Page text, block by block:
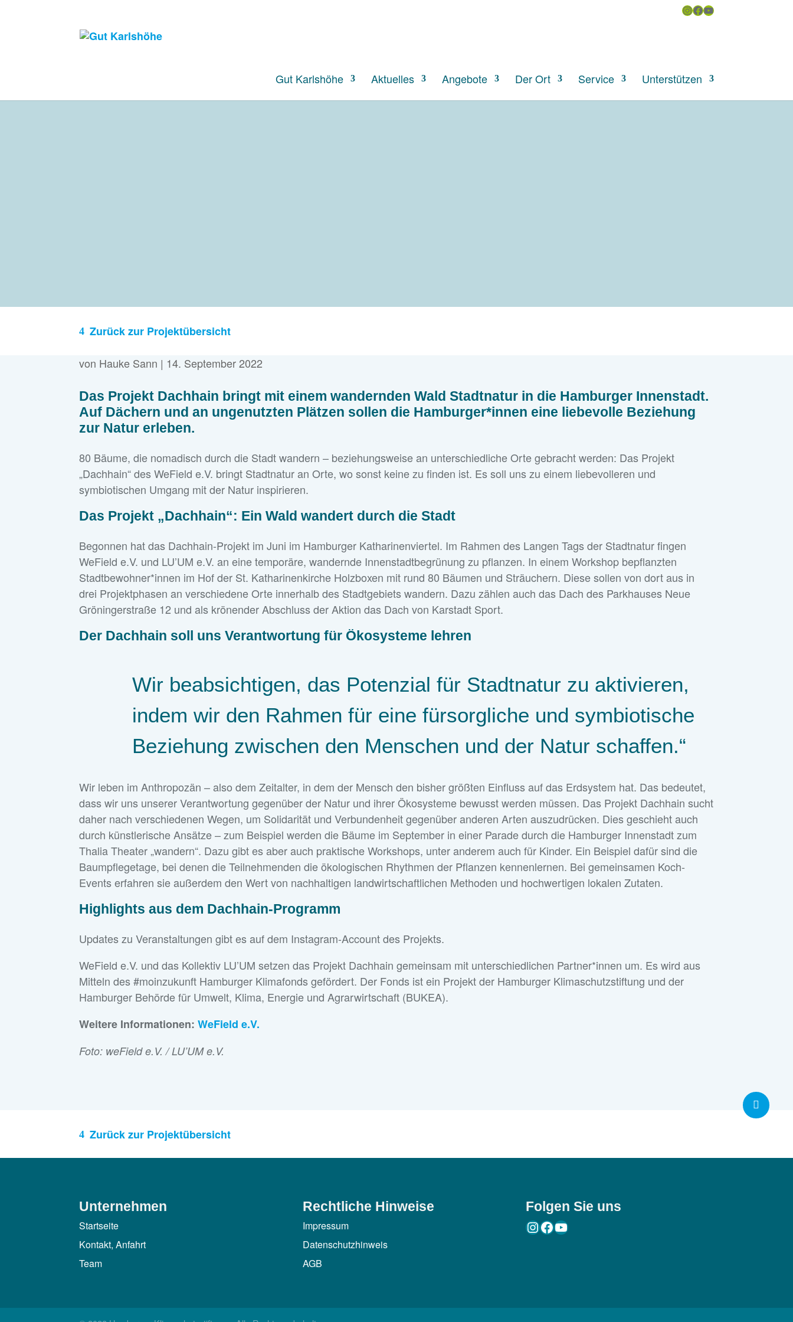
Gut Karlshöhe Aktuelles Angebote Der Ort Service Unterstützen
Instagram
Facebook
YouTube
Zurück zur Projektübersicht
von Hauke Sann | 14. September 2022
Das Projekt Dachhain bringt mit einem wandernden Wald Stadtnatur in die Hamburger Innenstadt.
Auf Dächern und an ungenutzten Plätzen sollen die Hamburger*innen eine liebevolle Beziehung
zur Natur erleben.
80 Bäume, die nomadisch durch die Stadt wandern – beziehungsweise an unterschiedliche Orte gebracht werden: Das Projekt
„Dachhain“ des WeField e.V. bringt Stadtnatur an Orte, wo sonst keine zu finden ist. Es soll uns zu einem liebevolleren und
symbiotischen Umgang mit der Natur inspirieren.
Das Projekt „Dachhain“: Ein Wald wandert durch die Stadt
Begonnen hat das Dachhain-Projekt im Juni im Hamburger Katharinenviertel. Im Rahmen des Langen Tags der Stadtnatur fingen
WeField e.V. und LU’UM e.V. an eine temporäre, wandernde Innenstadtbegrünung zu pflanzen. In einem Workshop bepflanzten
Stadtbewohner*innen im Hof der St. Katharinenkirche Holzboxen mit rund 80 Bäumen und Sträuchern. Diese sollen von dort aus in
drei Projektphasen an verschiedene Orte innerhalb des Stadtgebiets wandern. Dazu zählen auch das Dach des Parkhauses Neue
Gröningerstraße 12 und als krönender Abschluss der Aktion das Dach von Karstadt Sport.
Der Dachhain soll uns Verantwortung für Ökosysteme lehren
Wir beabsichtigen, das Potenzial für Stadtnatur zu aktivieren,
indem wir den Rahmen für eine fürsorgliche und symbiotische
Beziehung zwischen den Menschen und der Natur schaffen.“
Wir leben im Anthropozän – also dem Zeitalter, in dem der Mensch den bisher größten Einfluss auf das Erdsystem hat. Das bedeutet,
dass wir uns unserer Verantwortung gegenüber der Natur und ihrer Ökosysteme bewusst werden müssen. Das Projekt Dachhain sucht
daher nach verschiedenen Wegen, um Solidarität und Verbundenheit gegenüber anderen Arten auszudrücken. Dies geschieht auch
durch künstlerische Ansätze – zum Beispiel werden die Bäume im September in einer Parade durch die Hamburger Innenstadt zum
Thalia Theater „wandern“. Dazu gibt es aber auch praktische Workshops, unter anderem auch für Kinder. Ein Beispiel dafür sind die
Baumpflegetage, bei denen die Teilnehmenden die ökologischen Rhythmen der Pflanzen kennenlernen. Bei gemeinsamen Koch-
Events erfahren sie außerdem den Wert von nachhaltigen landwirtschaftlichen Methoden und hochwertigen lokalen Zutaten.
Highlights aus dem Dachhain-Programm
Updates zu Veranstaltungen gibt es auf dem Instagram-Account des Projekts.
WeField e.V. und das Kollektiv LU’UM setzen das Projekt Dachhain gemeinsam mit unterschiedlichen Partner*innen um. Es wird aus
Mitteln des #moinzukunft Hamburger Klimafonds gefördert. Der Fonds ist ein Projekt der Hamburger Klimaschutzstiftung und der
Hamburger Behörde für Umwelt, Klima, Energie und Agrarwirtschaft (BUKEA).
Weitere Informationen:WeField e.V.
Foto: weField e.V. / LU’UM e.V.
Zurück zur Projektübersicht
Unternehmen
Startseite
Kontakt, Anfahrt
Team
Rechtliche Hinweise
Impressum
Datenschutzhinweis
AGB
Folgen Sie uns
Instagram
Facebook
YouTube
